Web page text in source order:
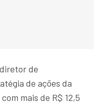
de
de ações da
mais de R$ 12,5